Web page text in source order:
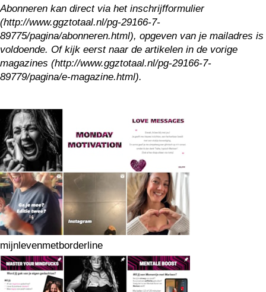
Abonneren kan direct via het inschrijfformulier
(http://www.ggztotaal.nl/pg-29166-7-
89775/pagina/abonneren.html), opgeven van je mailadres is
voldoende. Of kijk eerst naar de artikelen in de vorige
magazines (http://www.ggztotaal.nl/pg-29166-7-
89779/pagina/e-magazine.html).
mijnlevenmetborderline